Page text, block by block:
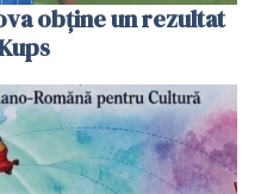
obține un rezultat